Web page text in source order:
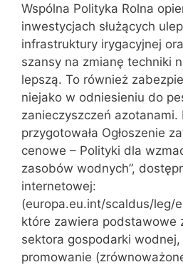
Wspólna Polityka Rolna
inwestycjach służących
infrastruktury irygacyjnej
szansy na zmianę techniki
lepszą. To również
niejako w odniesieniu do
zanieczyszczeń azotanami.
przygotowała Ogłoszenie
cenowe – Polityki dla
zasobów wodnych”,
internetowej:
(europa.eu.int/scaldus/leg/
które zawiera podstawowe
sektora gospodarki
promowanie